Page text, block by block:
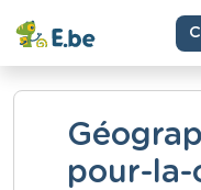
pour-la-